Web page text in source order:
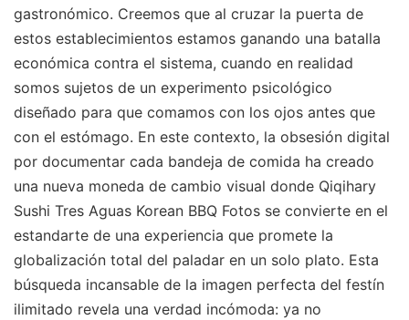
gastronómico. Creemos que al cruzar la puerta de
estos establecimientos estamos ganando una batalla
económica contra el sistema, cuando en realidad
somos sujetos de un experimento psicológico
diseñado para que comamos con los ojos antes que
con el estómago. En este contexto, la obsesión digital
por documentar cada bandeja de comida ha creado
una nueva moneda de cambio visual donde Qiqihary
Sushi Tres Aguas Korean BBQ Fotos se convierte en el
estandarte de una experiencia que promete la
globalización total del paladar en un solo plato. Esta
búsqueda incansable de la imagen perfecta del festín
ilimitado revela una verdad incómoda: ya no